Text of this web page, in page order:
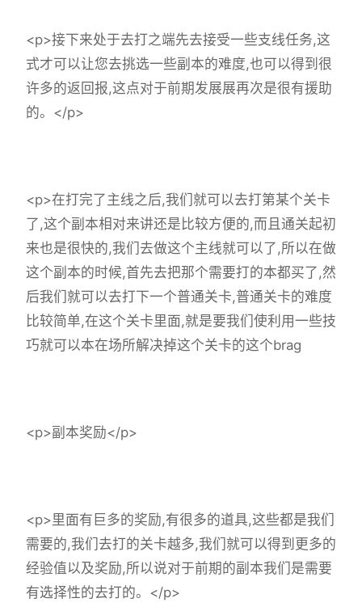
<p>接下来处于去打之端先去接受一些支线任务,这
式才可以让您去挑选一些副本的难度,也可以得到很
许多的返回报,这点对于前期发展展再次是很有援助
的。</p>
<p>在打完了主线之后,我们就可以去打第某个关卡
了,这个副本相对来讲还是比较方便的,而且通关起初
来也是很快的,我们去做这个主线就可以了,所以在做
这个副本的时候,首先去把那个需要打的本都买了,然
后我们就可以去打下一个普通关卡,普通关卡的难度
比较简单,在这个关卡里面,就是要我们使利用一些技
巧就可以本在场所解决掉这个关卡的这个brag
<p>副本奖励</p>
<p>里面有巨多的奖励,有很多的道具,这些都是我们
需要的,我们去打的关卡越多,我们就可以得到更多的
经验值以及奖励,所以说对于前期的副本我们是需要
有选择性的去打的。</p>